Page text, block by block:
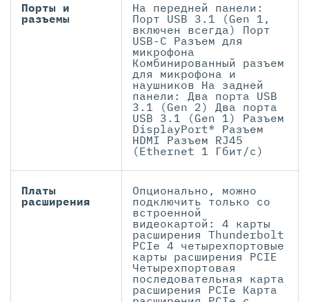
Порты и
разъемы
На передней панели:
Порт USB 3.1 (Gen 1,
включен всегда) Порт
USB-C Разъем для
микрофона
Комбинированный разъем
для микрофона и
наушников На задней
панели: Два порта USB
3.1 (Gen 2) Два порта
USB 3.1 (Gen 1) Разъем
DisplayPort® Разъем
HDMI Разъем RJ45
(Ethernet 1 Гбит/с)
Платы
расширения
Опционально, можно
подключить только со
встроенной
видеокартой: 4 карты
расширения Thunderbolt
PCIe 4 четырехпортовые
карты расширения PCIE
Четырехпортовая
последовательная карта
расширения PCIe Карта